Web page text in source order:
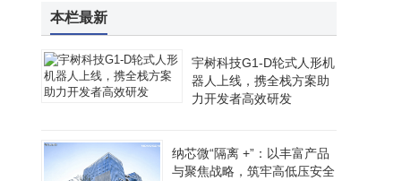
本栏最新
宇树科技G1-D轮式人形机
器人上线，携全栈方案助
力开发者高效研发
纳芯微“隔离 +”：以丰富产品
与聚焦战略，筑牢高低压安全